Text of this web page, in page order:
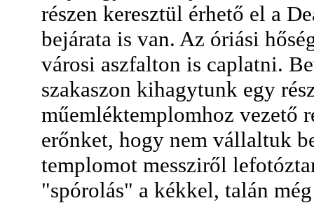
részen keresztül érhető el a
bejárata is van. Az óriási
városi aszfalton is caplatni.
szakaszon kihagytunk egy
műemléktemplomhoz vezető
erőnket, hogy nem vállaltuk
templomot messziről
"spórolás" a kékkel, talán